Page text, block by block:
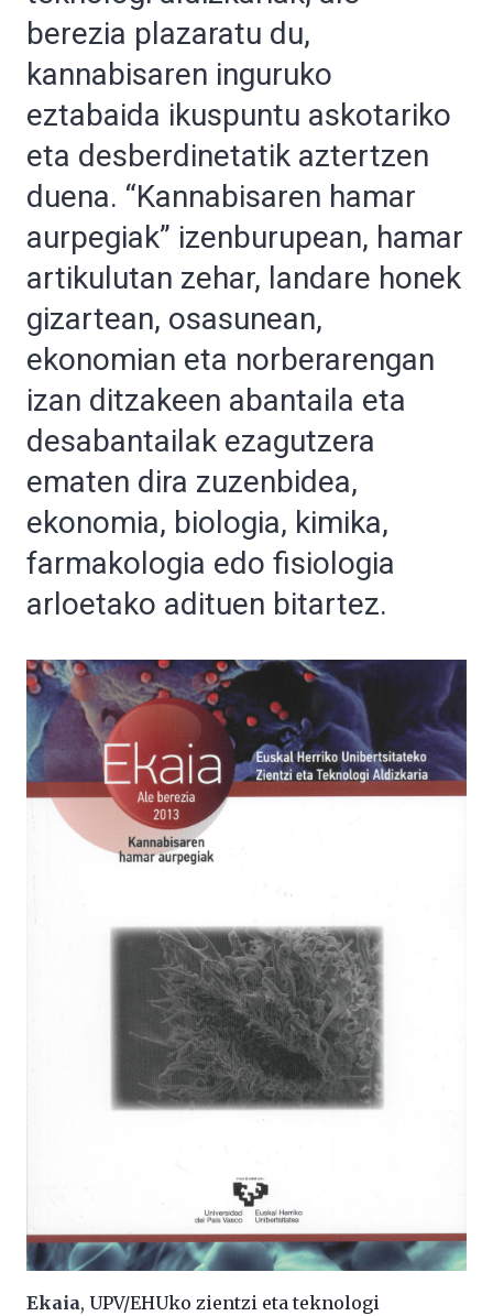
berezia plazaratu du,
kannabisaren inguruko
eztabaida ikuspuntu askotariko
eta desberdinetatik aztertzen
duena. “Kannabisaren hamar
aurpegiak” izenburupean, hamar
artikulutan zehar, landare honek
gizartean, osasunean,
ekonomian eta norberarengan
izan ditzakeen abantaila eta
desabantailak ezagutzera
ematen dira zuzenbidea,
ekonomia, biologia, kimika,
farmakologia edo fisiologia
arloetako adituen bitartez.
Ekaia, UPV/EHUko zientzi eta teknologi